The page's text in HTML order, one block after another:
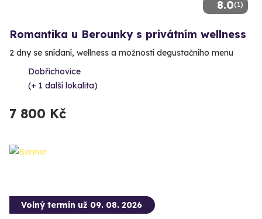
8.0(1)
Romantika u Berounky s privátním wellness
2 dny se snídaní, wellness a možností degustačního menu
Dobřichovice
(+ 1 další lokalita)
7 800 Kč
Volný termín už 09. 08. 2026